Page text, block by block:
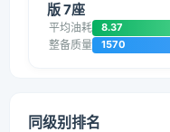
版 7座
平均油耗 8.37
整备质量 1570
同级别排名